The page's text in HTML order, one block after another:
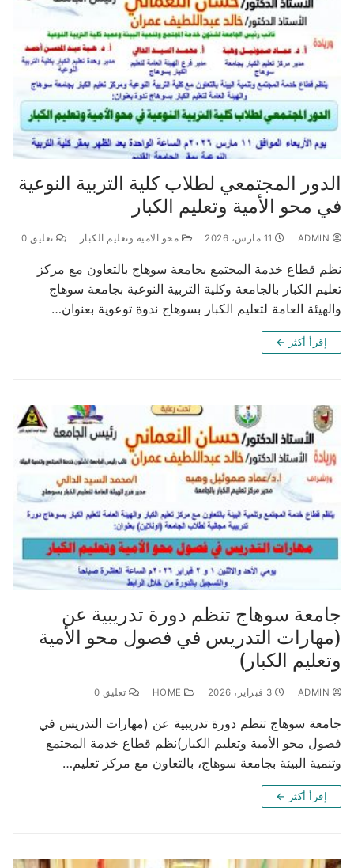
الدور المجتمعي لطلاب كلية التربية النوعية
في محو الأمية وتعليم الكبار
11 مارس، 2026 محو الامية وتعليم الكبار تعليق 0
نظم قطاع خدمة المجتمع بجامعة سوهاج بالتعاون مع مركز
تعليم الكبار بالجامعة وكلية التربية النوعية بجامعة سوهاج
والهيئة العامة لتعليم الكبار بسوهاج ندوة توعوية بعنوان…
إقرأ أكثر ←
جامعة سوهاج تنظم دورة تدريبية عن
(مهارات التدريس في فصول محو الأمية
وتعليم الكبار)
3 فبراير، 2026 تعليق 0
جامعة سوهاج تنظم دورة تدريبية عن (مهارات التدريس في
فصول محو الأمية وتعليم الكبار)نظم قطاع خدمة المجتمع
وتنمية البيئة بجامعة سوهاج، بالتعاون مع مركز تعليم…
إقرأ أكثر ←